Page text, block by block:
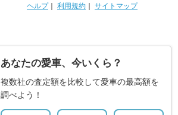
ヘルプ｜ 利用規約 サイトマップ
あなたの愛車、今いくら？
複数社の査定額を比較して愛車の最高額を
調べよう！